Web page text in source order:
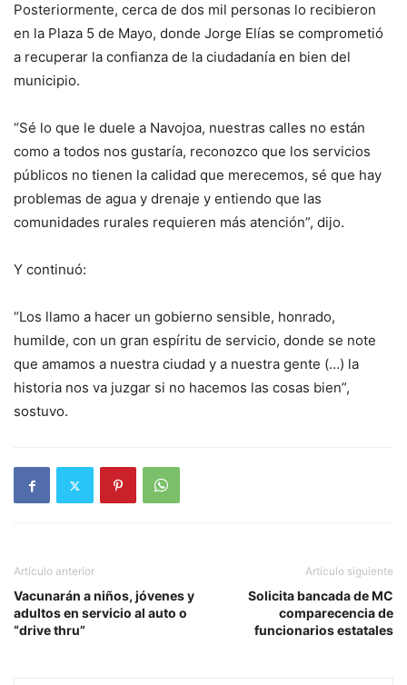
Posteriormente, cerca de dos mil personas lo recibieron
en la Plaza 5 de Mayo, donde Jorge Elías se comprometió
a recuperar la confianza de la ciudadanía en bien del
municipio.
“Sé lo que le duele a Navojoa, nuestras calles no están
como a todos nos gustaría, reconozco que los servicios
públicos no tienen la calidad que merecemos, sé que hay
problemas de agua y drenaje y entiendo que las
comunidades rurales requieren más atención”, dijo.
Y continuó:
“Los llamo a hacer un gobierno sensible, honrado,
humilde, con un gran espíritu de servicio, donde se note
que amamos a nuestra ciudad y a nuestra gente (…) la
historia nos va juzgar si no hacemos las cosas bien”,
sostuvo.
Artículo anterior
Vacunarán a niños, jóvenes y
adultos en servicio al auto o
“drive thru”
Artículo siguiente
Solicita bancada de MC
comparecencia de
funcionarios estatales